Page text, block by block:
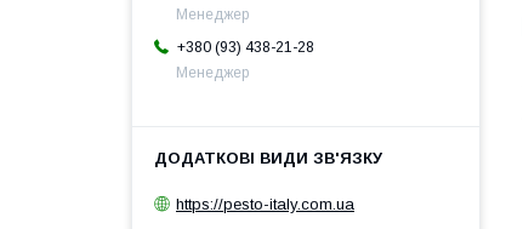
Менеджер
+380 (93) 438-21-28
Менеджер
https://pesto-italy.com.ua